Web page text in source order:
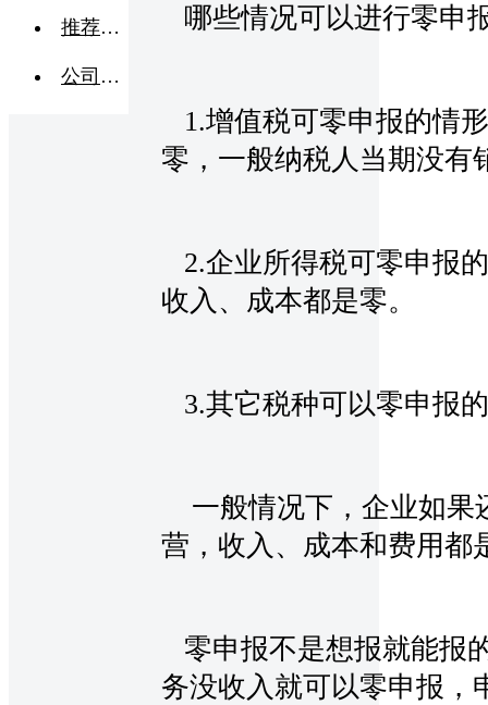
推荐企业
公司转让
哪些情况可以进行零申
1.增值税可零申报的情
零，一般纳税人当期没有
2.企业所得税可零申报
收入、成本都是零。
3.其它税种可以零申报
一般情况下，企业如果
营，收入、成本和费用都
零申报不是想报就能报
务没收入就可以零申报，